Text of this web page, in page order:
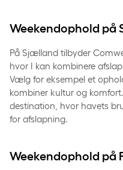
Weekendophold på
På Sjælland tilbyder
hvor I kan kombinere
Vælg for eksempel et
kombiner kultur og
destination, hvor havets
for afslapning.
Weekendophold på